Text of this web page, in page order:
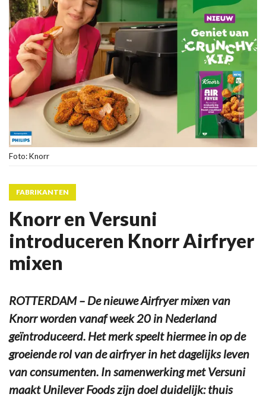
Foto: Knorr
FABRIKANTEN
Knorr en Versuni
introduceren Knorr Airfryer
mixen
ROTTERDAM – De nieuwe Airfryer mixen van
Knorr worden vanaf week 20 in Nederland
geïntroduceerd. Het merk speelt hiermee in op de
groeiende rol van de airfryer in het dagelijks leven
van consumenten. In samenwerking met Versuni
maakt Unilever Foods zijn doel duidelijk: thuis